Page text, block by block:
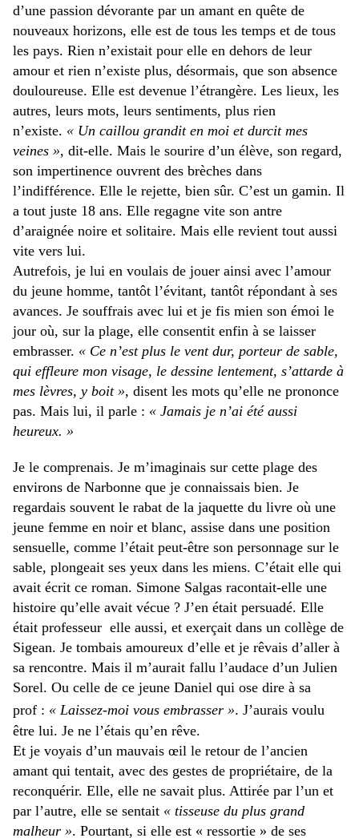
d’une passion dévorante par un amant en quête de
nouveaux horizons, elle est de tous les temps et de tous
les pays. Rien n’existait pour elle en dehors de leur
amour et rien n’existe plus, désormais, que son absence
douloureuse. Elle est devenue l’étrangère. Les lieux, les
autres, leurs mots, leurs sentiments, plus rien
n’existe. « Un caillou grandit en moi et durcit mes
veines », dit-elle. Mais le sourire d’un élève, son regard,
son impertinence ouvrent des brèches dans
l’indifférence. Elle le rejette, bien sûr. C’est un gamin. Il
a tout juste 18 ans. Elle regagne vite son antre
d’araignée noire et solitaire. Mais elle revient tout aussi
vite vers lui.
Autrefois, je lui en voulais de jouer ainsi avec l’amour
du jeune homme, tantôt l’évitant, tantôt répondant à ses
avances. Je souffrais avec lui et je fis mien son émoi le
jour où, sur la plage, elle consentit enfin à se laisser
embrasser. « Ce n’est plus le vent dur, porteur de sable,
qui effleure mon visage, le dessine lentement, s’attarde à
mes lèvres, y boit », disent les mots qu’elle ne prononce
pas. Mais lui, il parle : « Jamais je n’ai été aussi
heureux. »
Je le comprenais. Je m’imaginais sur cette plage des
environs de Narbonne que je connaissais bien. Je
regardais souvent le rabat de la jaquette du livre où une
jeune femme en noir et blanc, assise dans une position
sensuelle, comme l’était peut-être son personnage sur le
sable, plongeait ses yeux dans les miens. C’était elle qui
avait écrit ce roman. Simone Salgas racontait-elle une
histoire qu’elle avait vécue ? J’en était persuadé. Elle
était professeur elle aussi, et exerçait dans un collège de
Sigean. Je tombais amoureux d’elle et je rêvais d’aller à
sa rencontre. Mais il m’aurait fallu l’audace d’un Julien
Sorel. Ou celle de ce jeune Daniel qui ose dire à sa
prof : « Laissez-moi vous embrasser ». J’aurais voulu
être lui. Je ne l’étais qu’en rêve.
Et je voyais d’un mauvais œil le retour de l’ancien
amant qui tentait, avec des gestes de propriétaire, de la
reconquérir. Elle, elle ne savait plus. Attirée par l’un et
par l’autre, elle se sentait « tisseuse du plus grand
malheur ». Pourtant, si elle est « ressortie » de ses